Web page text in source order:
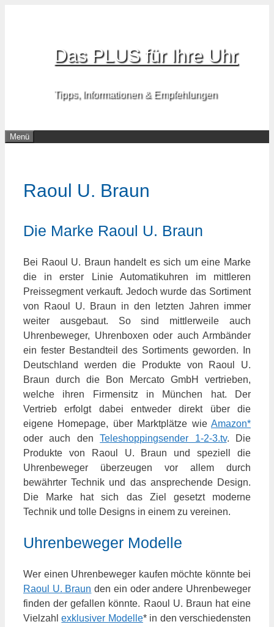
Das PLUS für Ihre Uhr
Tipps, Informationen & Empfehlungen
Menü
Raoul U. Braun
Die Marke Raoul U. Braun
Bei Raoul U. Braun handelt es sich um eine Marke
die in erster Linie Automatikuhren im mittleren
Preissegment verkauft. Jedoch wurde das Sortiment
von Raoul U. Braun in den letzten Jahren immer
weiter ausgebaut. So sind mittlerweile auch
Uhrenbeweger, Uhrenboxen oder auch Armbänder
ein fester Bestandteil des Sortiments geworden. In
Deutschland werden die Produkte von Raoul U.
Braun durch die Bon Mercato GmbH vertrieben,
welche ihren Firmensitz in München hat. Der
Vertrieb erfolgt dabei entweder direkt über die
eigene Homepage, über Marktplätze wie Amazon*
oder auch denTeleshoppingsender 1-2-3.tv. Die
Produkte von Raoul U. Braun und speziell die
Uhrenbeweger überzeugen vor allem durch
bewährter Technik und das ansprechende Design.
Die Marke hat sich das Ziel gesetzt moderne
Technik und tolle Designs in einem zu vereinen.
Uhrenbeweger Modelle
Wer einen Uhrenbeweger kaufen möchte könnte bei
Raoul U. Braun den ein oder andere Uhrenbeweger
finden der gefallen könnte. Raoul U. Braun hat eine
Vielzahlexklusiver Modelle* in den verschiedensten